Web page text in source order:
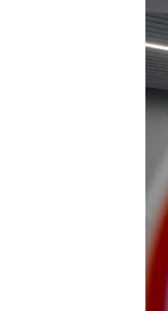
КРЫМ.НЕПОКОРЕННЫЙ
УКРАИНСКАЯ